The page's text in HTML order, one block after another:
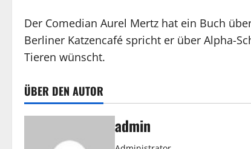
Der Comedian Aurel Mertz hat ein Buch
Berliner Katzencafé spricht er über Alpha-
Tieren wünscht.
ÜBER DEN AUTOR
admin